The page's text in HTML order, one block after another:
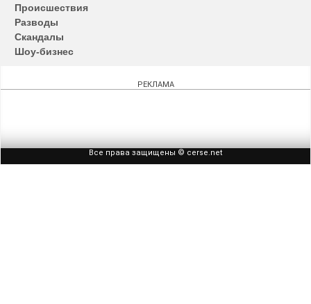
Происшествия
Разводы
Скандалы
Шоу-бизнес
РЕКЛАМА
Все права защищены © cerse.net